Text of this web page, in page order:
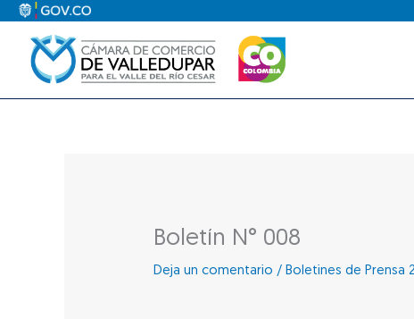
contenido
Boletín N° 008
Deja un comentario / Boletines de Prensa